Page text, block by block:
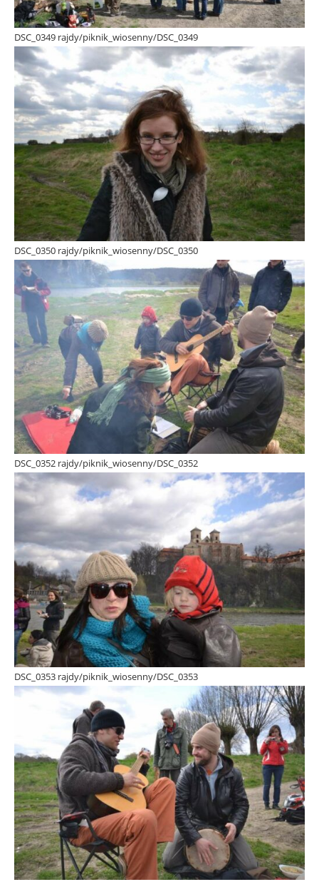
DSC_0349 rajdy/piknik_wiosenny/DSC_0349
DSC_0350 rajdy/piknik_wiosenny/DSC_0350
DSC_0352 rajdy/piknik_wiosenny/DSC_0352
DSC_0353 rajdy/piknik_wiosenny/DSC_0353